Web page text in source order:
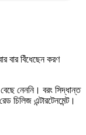
বার বিঁধেছেন করণ
নেননি। বরং সিদ্ধান্ত
চিলিজ এন্টারটেনমেন্ট।